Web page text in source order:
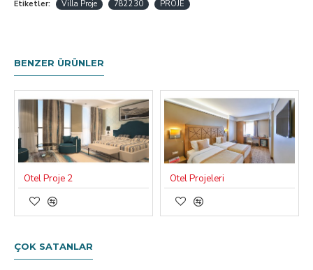
Etiketler: Villa Proje 782230 PROJE
BENZER ÜRÜNLER
Otel Proje 2 Otel Projeleri
ÇOK SATANLAR